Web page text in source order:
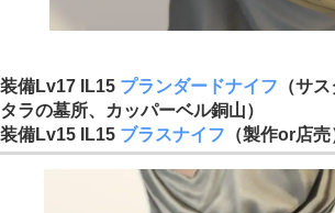
装備Lv17 IL15 プランダードナイフ （サ
タラの墓所、カッパーベル銅山）
装備Lv15 IL15 ブラスナイフ （製作or店売